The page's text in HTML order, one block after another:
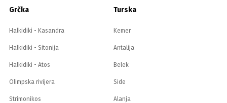
Grčka
Halkidiki - Kasandra
Halkidiki - Sitonija
Halkidiki - Atos
Olimpska rivijera
Strimonikos
Turska
Kemer
Antalija
Belek
Side
Alanja